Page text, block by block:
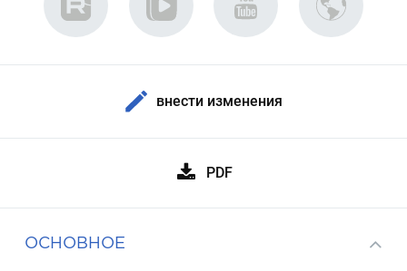
внести изменения
PDF
ОСНОВНОЕ